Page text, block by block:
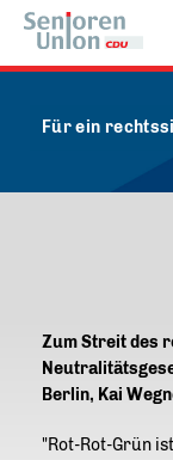
Für ein
Zum Streit des
Berlin, Kai
"Rot-Rot-Grün